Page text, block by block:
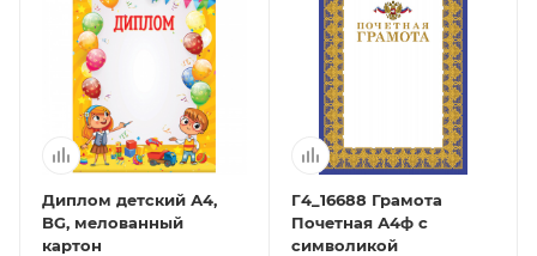
Диплом детский А4,
BG, мелованный
картон
Г4_16688 Грамота
Почетная А4ф с
символикой